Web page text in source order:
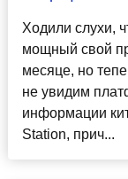
Ходили слухи,
мощный свой
месяце, но
не увидим
информации
Station, прич...